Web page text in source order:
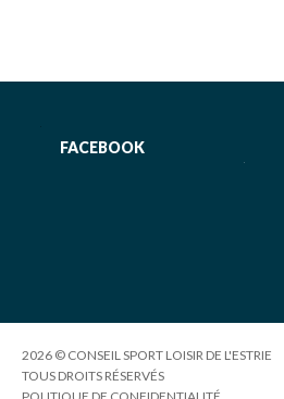
FACEBOOK
2026 © CONSEIL SPORT LOISIR DE L'ESTRIE
TOUS DROITS RÉSERVÉS